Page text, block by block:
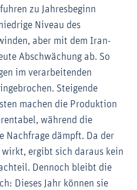
zu Jahresbeginn
Niveau des
aber mit dem Iran-
Abschwächung ab. So
im verarbeitenden
Steigende
machen die Produktion
während die
Nachfrage dämpft. Da der
ergibt sich daraus kein
Dennoch bleibt die
Dieses Jahr können sie